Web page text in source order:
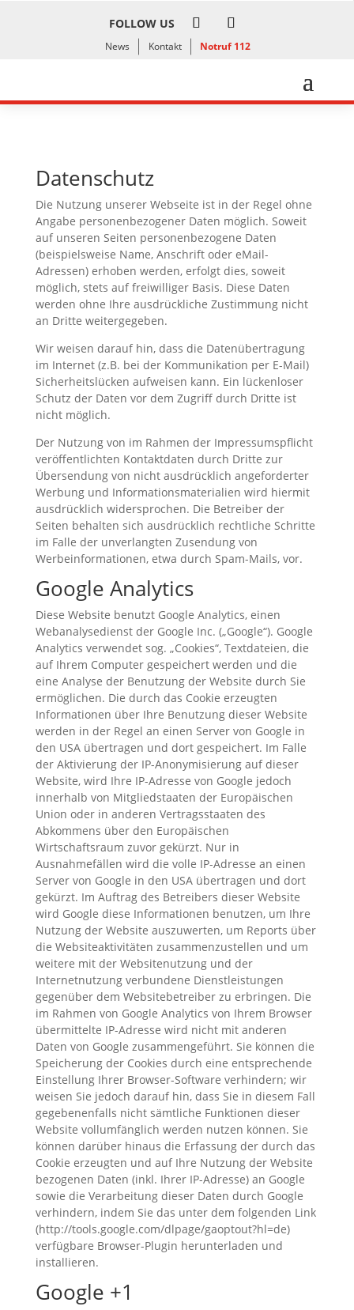
FOLLOW US
News Kontakt Notruf 112
Datenschutz
Die Nutzung unserer Webseite ist in der Regel ohne
Angabe personenbezogener Daten möglich. Soweit
auf unseren Seiten personenbezogene Daten
(beispielsweise Name, Anschrift oder eMail-
Adressen) erhoben werden, erfolgt dies, soweit
möglich, stets auf freiwilliger Basis. Diese Daten
werden ohne Ihre ausdrückliche Zustimmung nicht
an Dritte weitergegeben.
Wir weisen darauf hin, dass die Datenübertragung
im Internet (z.B. bei der Kommunikation per E-Mail)
Sicherheitslücken aufweisen kann. Ein lückenloser
Schutz der Daten vor dem Zugriff durch Dritte ist
nicht möglich.
Der Nutzung von im Rahmen der Impressumspflicht
veröffentlichten Kontaktdaten durch Dritte zur
Übersendung von nicht ausdrücklich angeforderter
Werbung und Informationsmaterialien wird hiermit
ausdrücklich widersprochen. Die Betreiber der
Seiten behalten sich ausdrücklich rechtliche Schritte
im Falle der unverlangten Zusendung von
Werbeinformationen, etwa durch Spam-Mails, vor.
Google Analytics
Diese Website benutzt Google Analytics, einen
Webanalysedienst der Google Inc. („Google“). Google
Analytics verwendet sog. „Cookies“, Textdateien, die
auf Ihrem Computer gespeichert werden und die
eine Analyse der Benutzung der Website durch Sie
ermöglichen. Die durch das Cookie erzeugten
Informationen über Ihre Benutzung dieser Website
werden in der Regel an einen Server von Google in
den USA übertragen und dort gespeichert. Im Falle
der Aktivierung der IP-Anonymisierung auf dieser
Website, wird Ihre IP-Adresse von Google jedoch
innerhalb von Mitgliedstaaten der Europäischen
Union oder in anderen Vertragsstaaten des
Abkommens über den Europäischen
Wirtschaftsraum zuvor gekürzt. Nur in
Ausnahmefällen wird die volle IP-Adresse an einen
Server von Google in den USA übertragen und dort
gekürzt. Im Auftrag des Betreibers dieser Website
wird Google diese Informationen benutzen, um Ihre
Nutzung der Website auszuwerten, um Reports über
die Websiteaktivitäten zusammenzustellen und um
weitere mit der Websitenutzung und der
Internetnutzung verbundene Dienstleistungen
gegenüber dem Websitebetreiber zu erbringen. Die
im Rahmen von Google Analytics von Ihrem Browser
übermittelte IP-Adresse wird nicht mit anderen
Daten von Google zusammengeführt. Sie können die
Speicherung der Cookies durch eine entsprechende
Einstellung Ihrer Browser-Software verhindern; wir
weisen Sie jedoch darauf hin, dass Sie in diesem Fall
gegebenenfalls nicht sämtliche Funktionen dieser
Website vollumfänglich werden nutzen können. Sie
können darüber hinaus die Erfassung der durch das
Cookie erzeugten und auf Ihre Nutzung der Website
bezogenen Daten (inkl. Ihrer IP-Adresse) an Google
sowie die Verarbeitung dieser Daten durch Google
verhindern, indem Sie das unter dem folgenden Link
(http://tools.google.com/dlpage/gaoptout?hl=de)
verfügbare Browser-Plugin herunterladen und
installieren.
Google +1